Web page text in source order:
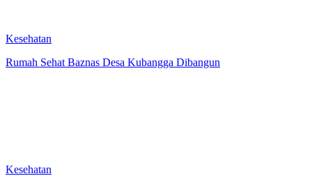
Kesehatan
Rumah Sehat Baznas Desa Kubangga Dibangun
Kesehatan